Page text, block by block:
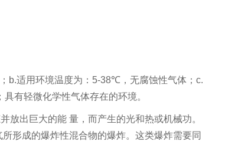
； b.适用环境温度为： 5-38℃ ，无腐蚀性气体； c.
具有轻微化学性气体存在的环境。
放出巨大的能 量，而产生的光和热或机械功。
形成的爆炸性混合物的爆炸。这类爆炸需要同